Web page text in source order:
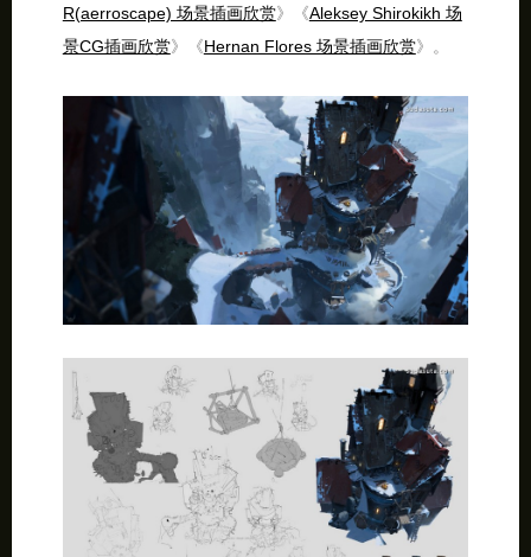
R(aerroscape) 场景插画欣赏》《Aleksey Shirokikh 场
景CG插画欣赏》《Hernan Flores 场景插画欣赏》。